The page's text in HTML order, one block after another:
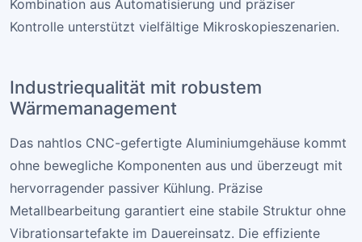
Kombination aus Automatisierung und präziser
Kontrolle unterstützt vielfältige Mikroskopieszenarien.
Industriequalität mit robustem
Wärmemanagement
Das nahtlos CNC-gefertigte Aluminiumgehäuse kommt
ohne bewegliche Komponenten aus und überzeugt mit
hervorragender passiver Kühlung. Präzise
Metallbearbeitung garantiert eine stabile Struktur ohne
Vibrationsartefakte im Dauereinsatz. Die effiziente